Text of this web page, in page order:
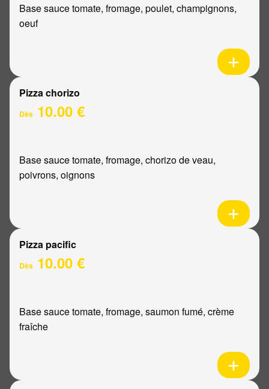
Base sauce tomate, fromage, poulet, champignons,
oeuf
Pizza chorizo
Dès 10.00 €
Base sauce tomate, fromage, chorizo de veau,
poivrons, oignons
Pizza pacific
Dès 10.00 €
Base sauce tomate, fromage, saumon fumé, crème
fraîche